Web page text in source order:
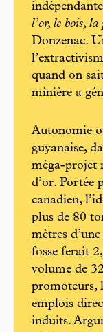
l’or, le bois, la
Donzenac.
quand on
minière a
Autonomie
guyanaise,
méga-projet
d’or. Portée
canadien,
plus de 80
mètres
fosse ferait
volume de
promoteurs,
emplois
induits.